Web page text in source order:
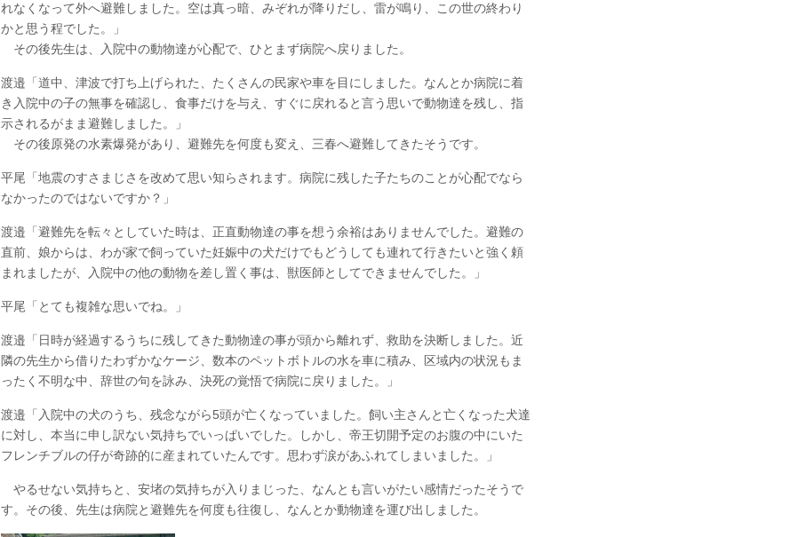
れなくなって外へ避難しました。空は真っ暗、みぞれが降りだし、雷が鳴り、この世の終わり
かと思う程でした。」
その後先生は、入院中の動物達が心配で、ひとまず病院へ戻りました。
渡邉 「道中、津波で打ち上げられた、たくさんの民家や車を目にしました。なんとか病院に着
き入院中の子の無事を確認し、食事だけを与え、すぐに戻れると言う思いで動物達を残し、指
示されるがまま避難しました。」
その後原発の水素爆発があり、避難先を何度も変え、三春へ避難してきたそうです。
平尾 「地震のすさまじさを改めて思い知らされます。病院に残した子たちのことが心配でなら
なかったのではないですか？」
渡邉 「避難先を転々としていた時は、正直動物達の事を想う余裕はありませんでした。避難の
直前、娘からは、わが家で飼っていた妊娠中の犬だけでもどうしても連れて行きたいと強く頼
まれましたが、入院中の他の動物を差し置く事は、獣医師としてできませんでした。」
平尾 「とても複雑な思いでね。」
渡邉 「日時が経過するうちに残してきた動物達の事が頭から離れず、救助を決断しました。近
隣の先生から借りたわずかなケージ、数本のペットボトルの水を車に積み、区域内の状況もま
ったく不明な中、辞世の句を詠み、決死の覚悟で病院に戻りました。」
渡邉 「入院中の犬のうち、残念ながら5頭が亡くなっていました。飼い主さんと亡くなった犬達
に対し、本当に申し訳ない気持ちでいっぱいでした。しかし、帝王切開予定のお腹の中にいた
フレンチブルの仔が奇跡的に産まれていたんです。思わず涙があふれてしまいました。」
やるせない気持ちと、安堵の気持ちが入りまじった、なんとも言いがたい感情だったそうで
す。その後、先生は病院と避難先を何度も往復し、なんとか動物達を運び出しました。